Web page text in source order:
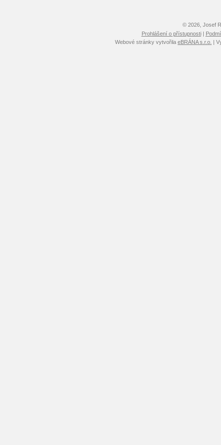
© 2026, Josef
Prohlášení o přístupnosti|
Webové stránky vytvořila eBRÁNA s.r.o. |